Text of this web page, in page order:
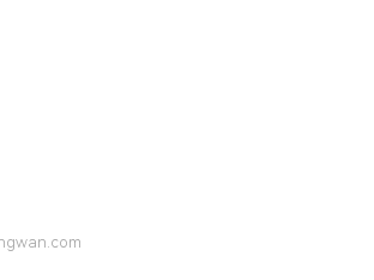
率提升XXX%，长期支撑超XXX万台设备稳定运
实时性与稳定性难题，通过电源管理优化与驱
，关键交互响应延迟降低至XX毫秒以内。工
动静态检查与单元测试落地，带领团队将核心
大规模量产产品的可靠性。个人特质：逻辑清晰
良好的技术文档撰写与团队培训能力，能适应